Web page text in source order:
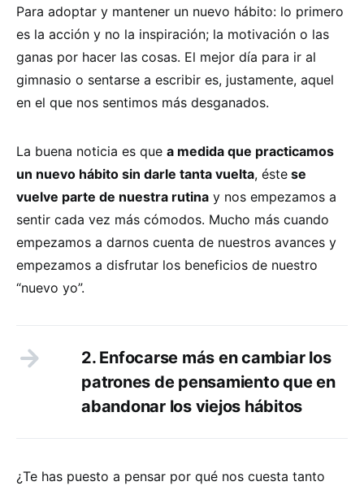
Para adoptar y mantener un nuevo hábito: lo primero
es la acción y no la inspiración; la motivación o las
ganas por hacer las cosas. El mejor día para ir al
gimnasio o sentarse a escribir es, justamente, aquel
en el que nos sentimos más desganados.
La buena noticia es que a medida que practicamos
un nuevo hábito sin darle tanta vuelta, éste se
vuelve parte de nuestra rutina y nos empezamos a
sentir cada vez más cómodos. Mucho más cuando
empezamos a darnos cuenta de nuestros avances y
empezamos a disfrutar los beneficios de nuestro
“nuevo yo”.
2. Enfocarse más en cambiar los
patrones de pensamiento que en
abandonar los viejos hábitos
¿Te has puesto a pensar por qué nos cuesta tanto